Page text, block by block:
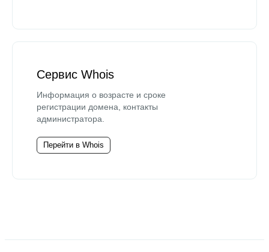
Сервис Whois
Информация о возрасте и сроке
регистрации домена, контакты
администратора.
Перейти в Whois